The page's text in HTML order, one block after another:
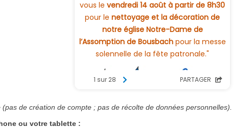
de création de compte ; pas de récolte de données personnelles).
ou votre tablette :